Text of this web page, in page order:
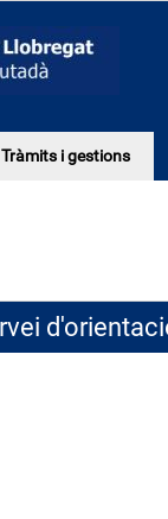
Tràmits i gestions